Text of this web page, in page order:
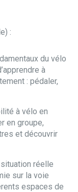
:
du vélo
à
: pédaler,
à vélo en
en groupe,
et découvrir
réelle
sur la voie
espaces de